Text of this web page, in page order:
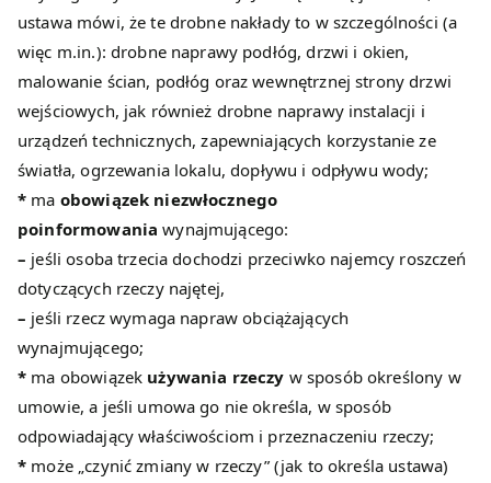
ustawa mówi, że te drobne nakłady to w szczególności (a
więc m.in.): drobne naprawy podłóg, drzwi i okien,
malowanie ścian, podłóg oraz wewnętrznej strony drzwi
wejściowych, jak również drobne naprawy instalacji i
urządzeń technicznych, zapewniających korzystanie ze
światła, ogrzewania lokalu, dopływu i odpływu wody;
* ma obowiązek niezwłocznego
poinformowaniawynajmującego:
– jeśli osoba trzecia dochodzi przeciwko najemcy roszczeń
dotyczących rzeczy najętej,
– jeśli rzecz wymaga napraw obciążających
wynajmującego;
* ma obowiązek używania rzeczy w sposób określony w
umowie, a jeśli umowa go nie określa, w sposób
odpowiadający właściwościom i przeznaczeniu rzeczy;
* może „czynić zmiany w rzeczy” (jak to określa ustawa)